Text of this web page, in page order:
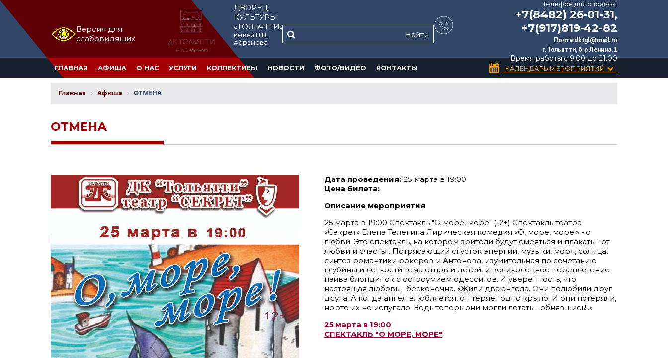
Версия для
слабовидящих
ДВОРЕЦ
КУЛЬТУРЫ
«ТОЛЬЯТТИ»
имени Н.В.
Абрамова
Найти
Телефон для справок:
+7(8482) 26-01-31,
+7(917)819-42-82
Почта:dktgl@mail.ru
г. Тольятти, б-р Ленина, 1
Время работы:с 9.00 до 21.00
ГЛАВНАЯ АФИША О НАС УСЛУГИ КОЛЛЕКТИВЫ НОВОСТИ ФОТО/ВИДЕО КОНТАКТЫ КАЛЕНДАРЬ МЕРОПРИЯТИЙ
Главная Афиша ОТМЕНА
ОТМЕНА
Дата проведения: 25 марта в 19:00
Цена билета:
Описание мероприятия
25 марта в 19:00 Спектакль "О море, море" (12+) Спектакль театра
«Секрет» Елена Телегина Лирическая комедия «О, море, море!» - о
любви. Это спектакль, на котором зрители будут смеяться и плакать - от
любви и счастья. Потрясающий сгусток энергии, музыки, моря, солнца,
синтез романтики рокеров и Антонова, изумительная по сочетанию
глубины и легкости тема отцов и детей, и великолепное переплетение
наива блондинок с остроумием одесситов. И уверенность, что
настоящая любовь - бесконечна. «Жили два ангела. Они полюбили друг
друга. А когда ангел влюбляется, он теряет одно крыло. И они потеряли,
но это их не испугало. Ведь теперь они могли летать - обнявшись!..»
25 марта в 19:00
СПЕКТАКЛЬ "О МОРЕ, МОРЕ"